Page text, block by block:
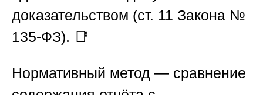
доказательством (ст. 11 Закона №
135-ФЗ). 📑
Нормативный метод — сравнение